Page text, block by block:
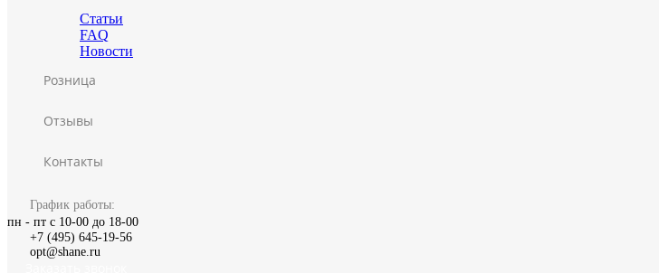
Статьи
FAQ
Новости
Розница
Отзывы
Контакты
График работы:
пн - пт с 10-00 до 18-00
+7 (495) 645-19-56
opt@shane.ru